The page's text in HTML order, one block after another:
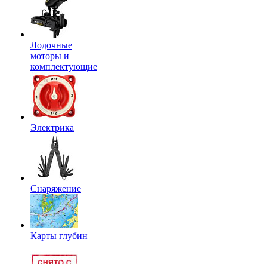
Лодочные
моторы и
комплектующие
Электрика
Снаряжение
Карты глубин